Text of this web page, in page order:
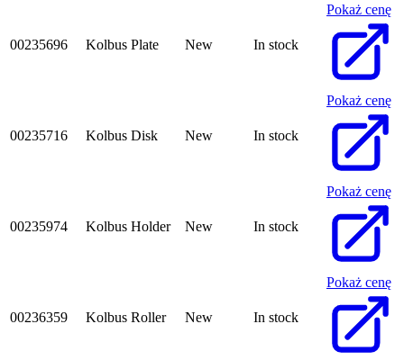
00235696 Kolbus Plate New In stock
Pokaż cenę
00235716 Kolbus Disk New In stock
Pokaż cenę
00235974 Kolbus Holder New In stock
Pokaż cenę
00236359 Kolbus Roller New In stock
Pokaż cenę